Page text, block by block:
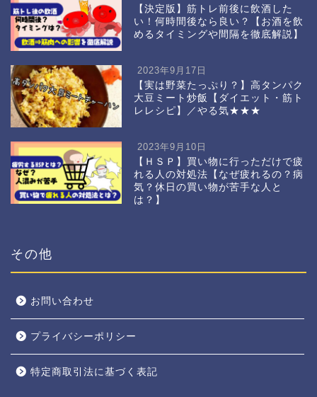
【決定版】筋トレ前後に飲酒した
い！何時間後なら良い？【お酒を飲
めるタイミングや間隔を徹底解説】
2023年9月17日
【実は野菜たっぷり？】高タンパク
大豆ミート炒飯【ダイエット・筋ト
レレシピ】／やる気★★★
2023年9月10日
【ＨＳＰ】買い物に行っただけで疲
れる人の対処法【なぜ疲れるの？病
気？休日の買い物が苦手な人と
は？】
その他
お問い合わせ
プライバシーポリシー
特定商取引法に基づく表記